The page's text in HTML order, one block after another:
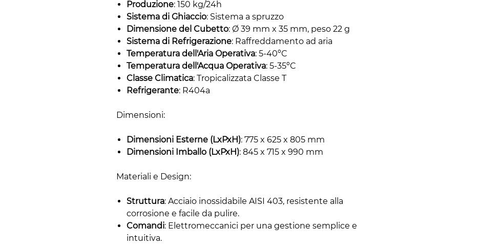
Produzione: 150 kg/24h
Sistema di Ghiaccio: Sistema a spruzzo
Dimensione del Cubetto: Ø 39 mm x 35 mm, peso 22 g
Sistema di Refrigerazione: Raffreddamento ad aria
Temperatura dell'Aria Operativa: 5-40ºC
Temperatura dell'Acqua Operativa: 5-35ºC
Classe Climatica: Tropicalizzata Classe T
Refrigerante: R404a
Dimensioni:
Dimensioni Esterne (LxPxH): 775 x 625 x 805 mm
Dimensioni Imballo (LxPxH): 845 x 715 x 990 mm
Materiali e Design:
Struttura: Acciaio inossidabile AISI 403, resistente alla
corrosione e facile da pulire.
Comandi: Elettromeccanici per una gestione semplice e
intuitiva.